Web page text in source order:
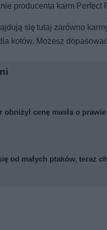
producenta karm
się tutaj zarówno
kotów. Możesz
obniżył cenę masła o
od małych ptaków, teraz